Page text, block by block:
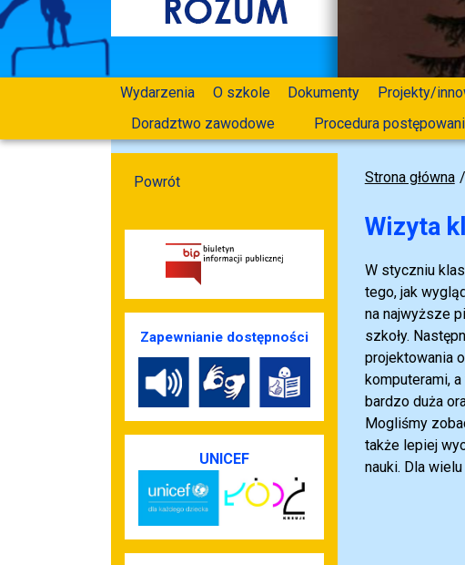
Wydarzenia O szkole Dokumenty Projekty/
Doradztwo zawodowe
Procedura
Strona główna
Wizyta
W styczniu
tego, jak
na najwyższe
szkoły.
projektowania
komputerami,
bardzo duża
Mogliśmy
także lepiej
nauki. Dla
Powrót
Zapewnianie dostępności
UNICEF